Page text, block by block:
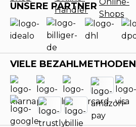
UNSERE PARTNER
VIELE BEZAHLMETHODEN